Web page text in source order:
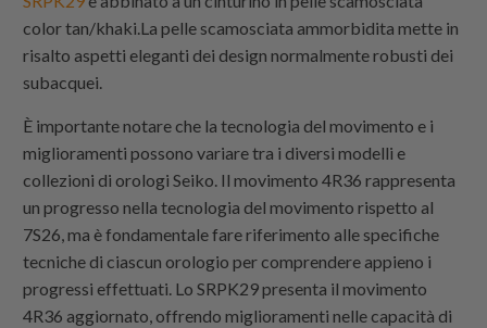
color tan/khaki.La pelle scamosciata ammorbidita mette in
risalto aspetti eleganti dei design normalmente robusti dei
subacquei.
È importante notare che la tecnologia del movimento e i
miglioramenti possono variare tra i diversi modelli e
collezioni di orologi Seiko. Il movimento 4R36 rappresenta
un progresso nella tecnologia del movimento rispetto al
7S26, ma è fondamentale fare riferimento alle specifiche
tecniche di ciascun orologio per comprendere appieno i
progressi effettuati. Lo SRPK29 presenta il movimento
4R36 aggiornato, offrendo miglioramenti nelle capacità di